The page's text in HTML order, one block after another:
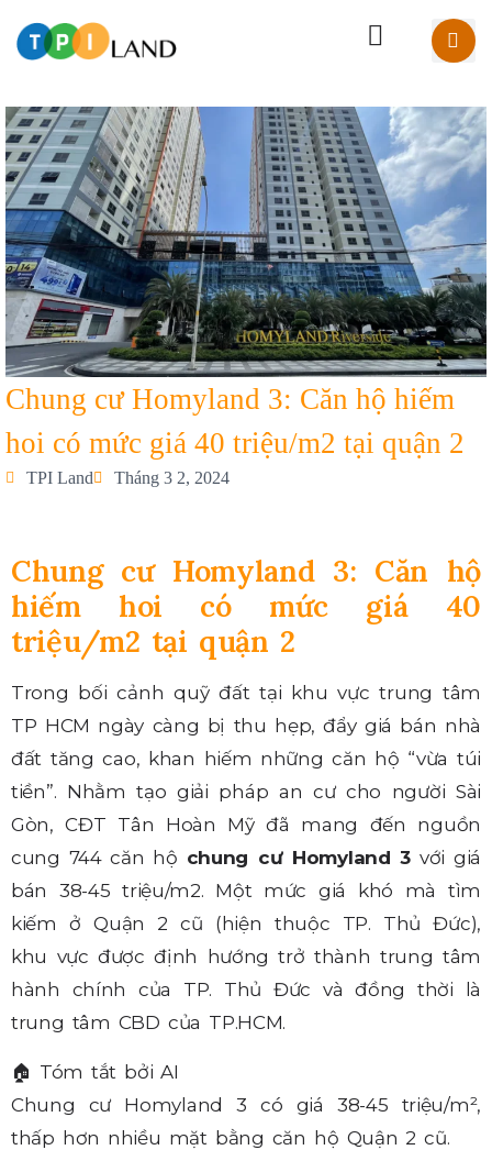
Chung cư Homyland 3: Căn hộ hiếm
hoi có mức giá 40 triệu/m2 tại quận 2
TPI Land Tháng 3 2, 2024
Chung cư Homyland 3: Căn hộ
hiếm hoi có mức giá 40
triệu/m2 tại quận 2
Trong bối cảnh quỹ đất tại khu vực trung tâm
TP HCM ngày càng bị thu hẹp, đẩy giá bán nhà
đất tăng cao, khan hiếm những căn hộ “vừa túi
tiền”. Nhằm tạo giải pháp an cư cho người Sài
Gòn, CĐT Tân Hoàn Mỹ đã mang đến nguồn
cung 744 căn hộ chung cư Homyland 3 với giá
bán 38-45 triệu/m2. Một mức giá khó mà tìm
kiếm ở Quận 2 cũ (hiện thuộc TP. Thủ Đức),
khu vực được định hướng trở thành trung tâm
hành chính của TP. Thủ Đức và đồng thời là
trung tâm CBD của TP.HCM.
🏠 Tóm tắt bởi AI
Chung cư Homyland 3 có giá 38-45 triệu/m²,
thấp hơn nhiều mặt bằng căn hộ Quận 2 cũ.